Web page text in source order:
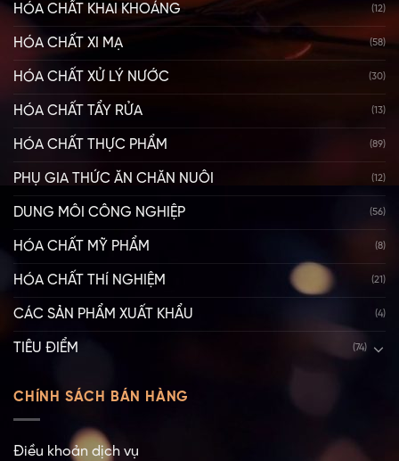
HÓA CHẤT KHAI KHOÁNG (12)
HÓA CHẤT XI MẠ (58)
HÓA CHẤT XỬ LÝ NƯỚC (30)
HÓA CHẤT TẨY RỬA (13)
HÓA CHẤT THỰC PHẨM (89)
PHỤ GIA THỨC ĂN CHĂN NUÔI (12)
DUNG MÔI CÔNG NGHIỆP (56)
HÓA CHẤT MỸ PHẨM (8)
HÓA CHẤT THÍ NGHIỆM (21)
CÁC SẢN PHẨM XUẤT KHẨU (4)
TIÊU ĐIỂM (74)
CHÍNH SÁCH BÁN HÀNG
Điều khoản dịch vụ